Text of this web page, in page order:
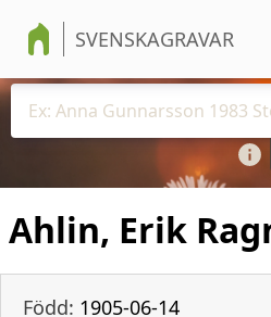
SVENSKAGRAVAR
Ahlin, Erik
Född: 1905-06-14